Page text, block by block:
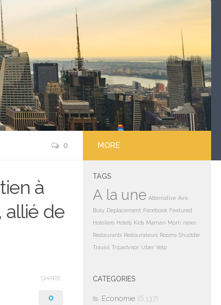
0
à
allié de
SHARE
0
MORE
TAGS
A la une Alternative Avis
Busy Deplacement Facebook Featured
Hoteliers Hotels Kids Maman Mom news
Restaurants Restaurateurs Rooms Shuddle
Travail Tripadvisor Uber Yelp
CATEGORIES
Economie (6,137)